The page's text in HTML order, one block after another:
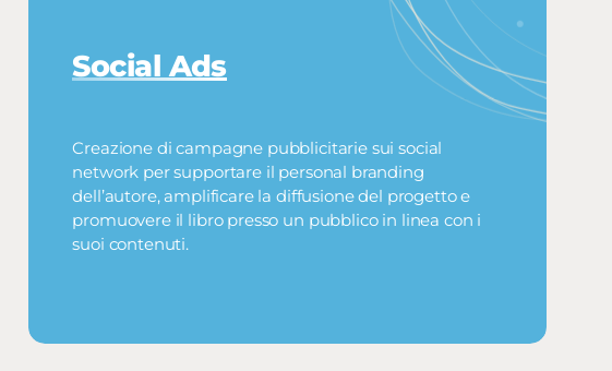
Social Ads
Creazione di campagne pubblicitarie sui social
network per supportare il personal branding
dell’autore, amplificare la diffusione del progetto e
promuovere il libro presso un pubblico in linea con i
suoi contenuti.